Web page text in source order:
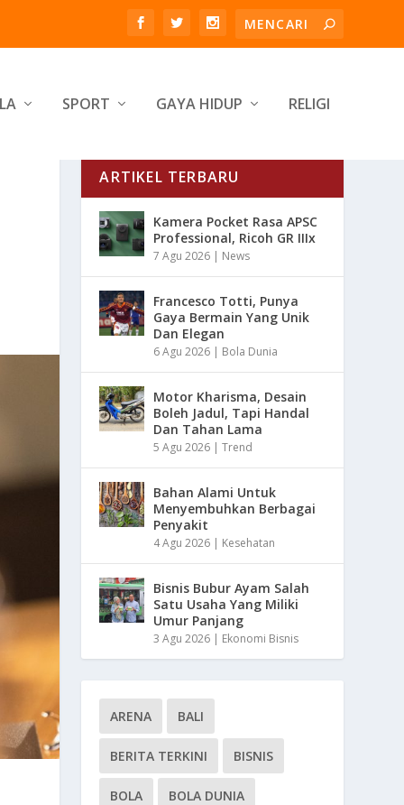
SPORT GAYA HIDUP RELIGI
ARTIKEL TERBARU
Kamera Pocket Rasa APSC
Professional, Ricoh GR IIIx
7 Agu 2026 | News
Francesco Totti, Punya
Gaya Bermain Yang Unik
Dan Elegan
6 Agu 2026 | Bola Dunia
Motor Kharisma, Desain
Boleh Jadul, Tapi Handal
Dan Tahan Lama
5 Agu 2026 |Trend
Bahan Alami Untuk
Menyembuhkan Berbagai
Penyakit
4 Agu 2026 | Kesehatan
Bisnis Bubur Ayam Salah
Satu Usaha Yang Miliki
Umur Panjang
3 Agu 2026 | Ekonomi Bisnis
ARENA BALI
BERITA TERKINI BISNIS
BOLA BOLA DUNIA